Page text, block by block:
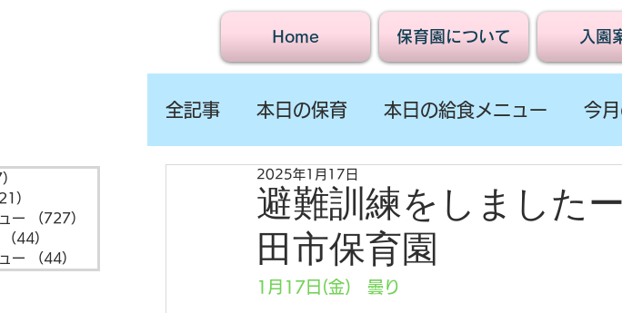
Home 保育園について 入園
）
ー
（727）
（44）
ー
（44）
全記事 本日の保育 本日の給食メニュー 今
避難訓練をしました
田市保育園
2025年1月17日
1月17日(金)　曇り